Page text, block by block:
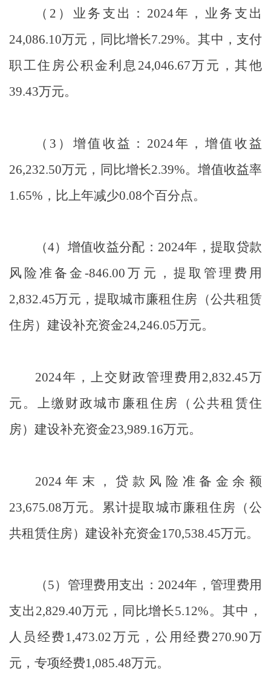
（ 2 ） 业务支出： 2024年，业务支出
24,086.10万元，同比增长7.29%。其中，支付
职工住房公积金利息 24,046.67万元，其他
39.43万元。
（ 3 ） 增值收益： 2024年，增值收益
26,232.50万元，同比增长2.39%。增值收益率
1.65% ，比上年减少0.08个百分点。
（4） 增值收益分配： 2024年，提取贷款
风险准备金-846.00 万元，提取管理费用
2,832.45万元，提取城市廉租住房（公共租赁
住房）建设补充资金24,246.05万元。
2024年，上交财政管理费用 2,832.45万
元。上缴财政城市廉租住房（公共租赁住
房）建设补充资金23,989.16万元。
2024年末，贷款风险准备金余额
23,675.08万元。累计提取城市廉租住房（公
共租赁住房）建设补充资金170,538.45万元。
（5） 管理费用支出： 2024年，管理费用
支出 2,829.40万元，同比增长5.12%。其中，
人员经费 1,473.02万元，公用经费 270.90万
元，专项经费1,085.48万元。